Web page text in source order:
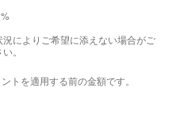
によりご希望に添えない場合がご
。
トを適用する前の金額です。